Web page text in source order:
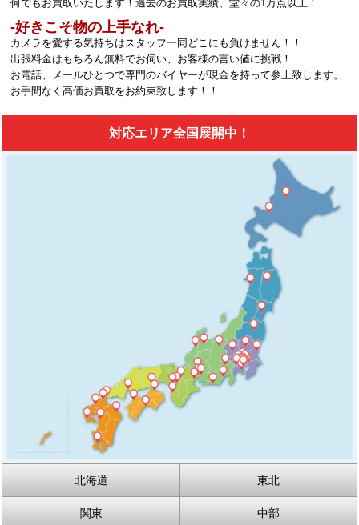
何でもお買取いたします！過去のお買取実績、堂々の1万点以上！
‐好きこそ物の上手なれ‐
カメラを愛する気持ちはスタッフ一同どこにも負けません！！
出張料金はもちろん無料でお伺い、お客様の言い値に挑戦！
お電話、メールひとつで専門のバイヤーが現金を持って参上致します。
お手間なく高価お買取をお約束致します！！
対応エリア全国展開中！
北海道 東北
関東 中部